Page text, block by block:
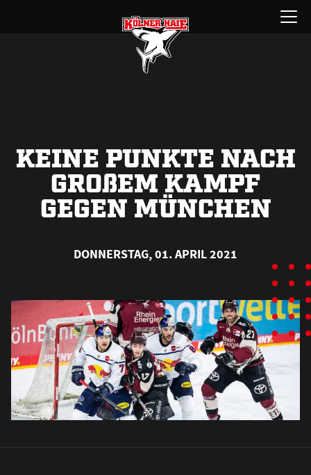
Menü
öffnen
KEINE PUNKTE NACH
GROßEM KAMPF
GEGEN MÜNCHEN
DONNERSTAG, 01. APRIL 2021